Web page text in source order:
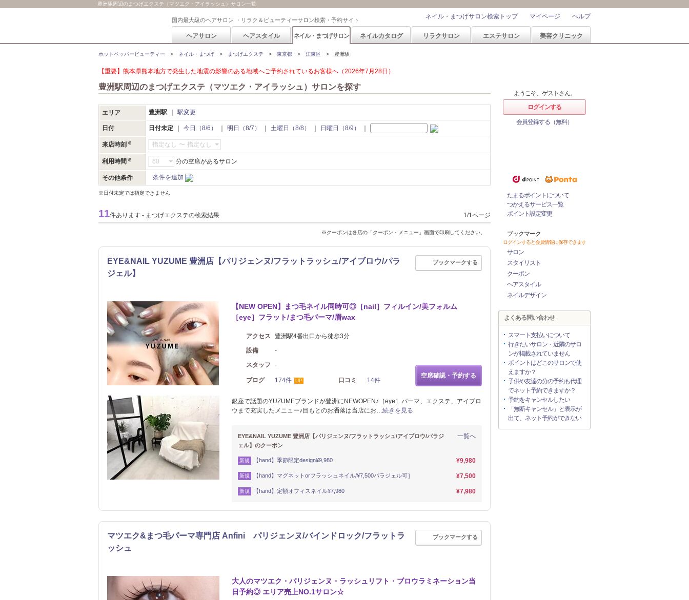
豊洲駅周辺のまつげエクステ（マツエク・アイラッシュ）サロン一覧
国内最大級のヘアサロン ・リラク＆ビューティーサロン検索・予約サイト ヘルプ
マイページ
ネイル・まつげサロン検索トップ
ヘアサロン ヘアスタイル ネイル・まつげサロン ネイルカタログ リラクサロン エステサロン 美容クリニック
ホットペッパービューティー ネイル・まつげ まつげエクステ 東京都 江東区 豊洲駅
【重要】熊本県熊本地方で発生した地震の影響のある地域へご予約されているお客様へ（2026年7月28日）
豊洲駅周辺のまつげエクステ（マツエク・アイラッシュ）サロンを探す
エリア 豊洲駅 駅変更
日付 日付未定 今日（8/6） 明日（8/7） 土曜日（8/8） 日曜日（8/9）
来店時刻 指定なし 〜 指定なし
利用時間 分の空席があるサロン
その他条件 条件を追加
※日付未定では指定できません
11件あります - まつげエクステの検索結果 1/1ページ
※クーポンは各店の「クーポン・メニュー」画面で印刷してください。
EYE&NAIL YUZUME 豊洲店【パリジェンヌ/フラットラッシュ/アイブロウ/パラ
ジェル】
ブックマークする
【NEW OPEN】まつ毛ネイル同時可◎［nail］フィルイン/美フォルム
［eye］フラット/まつ毛パーマ/眉wax
アクセス
豊洲駅4番出口から徒歩3分
設備
-
スタッフ
-
ブログ 174件 UP 口コミ 14件
空席確認・予約する
銀座で話題のYUZUMEブランドが豊洲にNEWOPEN♪［eye］パーマ、エクステ、アイブロ
ウまで充実したメニュー♪目もとのお洒落は当店にお…続きを見る
一覧へ
EYE&NAIL YUZUME 豊洲店【パリジェンヌ/フラットラッシュ/アイブロウ/パラジ
ェル】のクーポン
新規 【hand】季節限定design¥9,980 ¥9,980
新規 【hand】マグネットorフラッシュネイル/¥7,500パラジェル可］ ¥7,500
新規 【hand】定額オフィスネイル¥7,980 ¥7,980
マツエク&まつ毛パーマ専門店 Anfini パリジェンヌ/バインドロック/フラットラ
ッシュ
ブックマークする
大人のマツエク・パリジェンヌ・ラッシュリフト・ブロウラミネーション当
日予約◎ エリア売上NO.1サロン☆
ようこそ、ゲストさん。
ログインする
会員登録する（無料）
たまるポイントについて
つかえるサービス一覧
ポイント設定変更
ブックマーク
ログインすると会員情報に保存できます
サロン
スタイリスト
クーポン
ヘアスタイル
ネイルデザイン
よくある問い合わせ
スマート支払いについて
行きたいサロン・近隣のサロ
ンが掲載されていません
ポイントはどこのサロンで使
えますか？
子供や友達の分の予約も代理
でネット予約できますか？
予約をキャンセルしたい
「無断キャンセル」と表示が
出て、ネット予約ができない